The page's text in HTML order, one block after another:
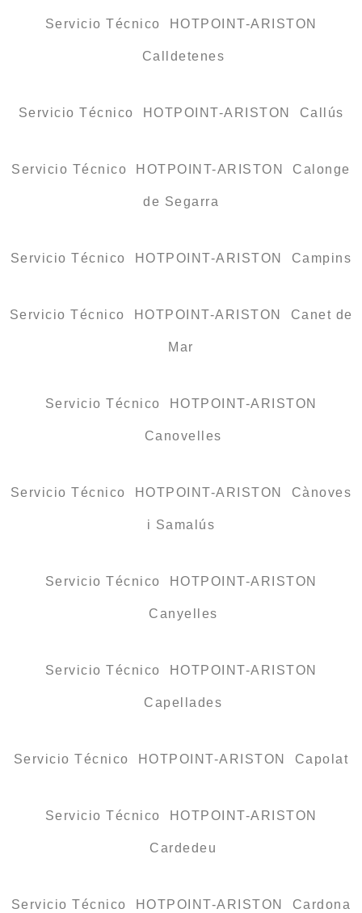
Servicio Técnico HOTPOINT-ARISTON
Calldetenes
Servicio Técnico HOTPOINT-ARISTON Callús
Servicio Técnico HOTPOINT-ARISTON Calonge
de Segarra
Servicio Técnico HOTPOINT-ARISTON Campins
Servicio Técnico HOTPOINT-ARISTON Canet de
Mar
Servicio Técnico HOTPOINT-ARISTON
Canovelles
Servicio Técnico HOTPOINT-ARISTON Cànoves
i Samalús
Servicio Técnico HOTPOINT-ARISTON
Canyelles
Servicio Técnico HOTPOINT-ARISTON
Capellades
Servicio Técnico HOTPOINT-ARISTON Capolat
Servicio Técnico HOTPOINT-ARISTON
Cardedeu
Servicio Técnico HOTPOINT-ARISTON Cardona